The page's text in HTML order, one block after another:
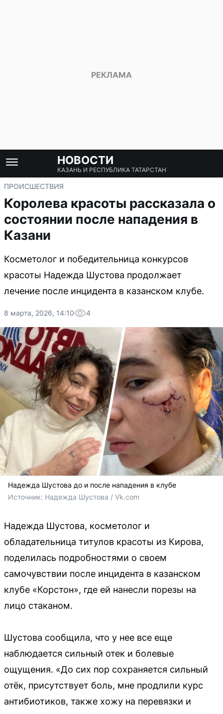
НОВОСТИ
КАЗАНЬ И РЕСПУБЛИКА ТАТАРСТАН
ПРОИСШЕСТВИЯ
Королева красоты рассказала о
состоянии после нападения в
Казани
Косметолог и победительница конкурсов
красоты Надежда Шустова продолжает
лечение после инцидента в казанском клубе.
8 марта, 2026, 14:10 4
Надежда Шустова до и после нападения в клубе
Источник: Надежда Шустова / Vk.com
Надежда Шустова, косметолог и
обладательница титулов красоты из Кирова,
поделилась подробностями о своем
самочувствии после инцидента в казанском
клубе «Корстон», где ей нанесли порезы на
лицо стаканом.
Шустова сообщила, что у нее все еще
наблюдается сильный отек и болевые
ощущения. «До сих пор сохраняется сильный
отёк, присутствует боль, мне продлили курс
антибиотиков, также хожу на перевязки и